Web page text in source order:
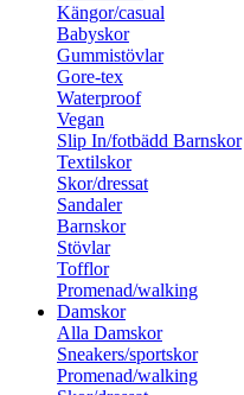
Kängor/casual
Babyskor
Gummistövlar
Gore-tex
Waterproof
Vegan
Slip In/fotbädd Barnskor
Textilskor
Skor/dressat
Sandaler
Barnskor
Stövlar
Tofflor
Promenad/walking
Damskor
Alla Damskor
Sneakers/sportskor
Promenad/walking